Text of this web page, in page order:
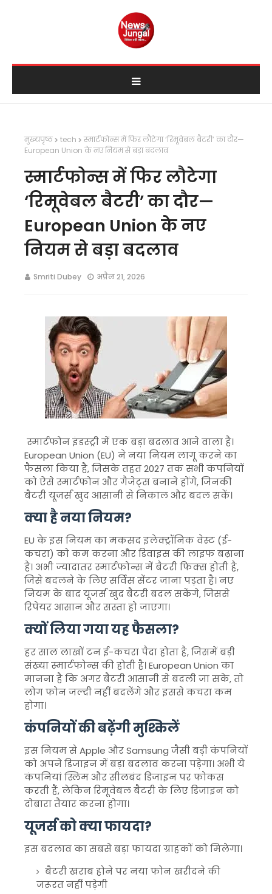
मुख्यपृष्ठ tech
स्मार्टफोन्स में फिर लौटेगा ‘रिमूवेबल बैटरी’ का दौर—
European Union के नए नियम से बड़ा बदलाव
स्मार्टफोन्स में फिर लौटेगा
‘रिमूवेबल बैटरी’ का दौर—
European Union के नए
नियम से बड़ा बदलाव
Smriti Dubey अप्रैल 21, 2026
स्मार्टफोन इंडस्ट्री में एक बड़ा बदलाव आने वाला है।
European Union (EU) ने नया नियम लागू करने का
फैसला किया है, जिसके तहत 2027 तक सभी कंपनियों
को ऐसे स्मार्टफोन और गैजेट्स बनाने होंगे, जिनकी
बैटरी यूजर्स खुद आसानी से निकाल और बदल सकें।
क्या है नया नियम?
EU के इस नियम का मकसद इलेक्ट्रॉनिक वेस्ट (ई-
कचरा) को कम करना और डिवाइस की लाइफ बढ़ाना
है। अभी ज्यादातर स्मार्टफोन्स में बैटरी फिक्स होती है,
जिसे बदलने के लिए सर्विस सेंटर जाना पड़ता है। नए
नियम के बाद यूजर्स खुद बैटरी बदल सकेंगे, जिससे
रिपेयर आसान और सस्ता हो जाएगा।
क्यों लिया गया यह फैसला?
हर साल लाखों टन ई-कचरा पैदा होता है, जिसमें बड़ी
संख्या स्मार्टफोन्स की होती है।European Union का
मानना है कि अगर बैटरी आसानी से बदली जा सके, तो
लोग फोन जल्दी नहीं बदलेंगे और इससे कचरा कम
होगा।
कंपनियों की बढ़ेंगी मुश्किलें
इस नियम सेApple औरSamsung जैसी बड़ी कंपनियों
को अपने डिजाइन में बड़ा बदलाव करना पड़ेगा। अभी ये
कंपनियां स्लिम और सीलबंद डिजाइन पर फोकस
करती हैं, लेकिन रिमूवेबल बैटरी के लिए डिजाइन को
दोबारा तैयार करना होगा।
यूजर्स को क्या फायदा?
इस बदलाव का सबसे बड़ा फायदा ग्राहकों को मिलेगा।
बैटरी खराब होने पर नया फोन खरीदने की
जरूरत नहीं पड़ेगी